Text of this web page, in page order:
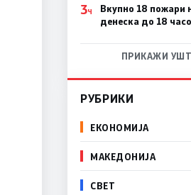
3Ч
Вкупно 18 пожари
денеска до 18
ПРИКАЖИ
РУБРИКИ
ЕКОНОМИЈА
МАКЕДОНИЈА
СВЕТ